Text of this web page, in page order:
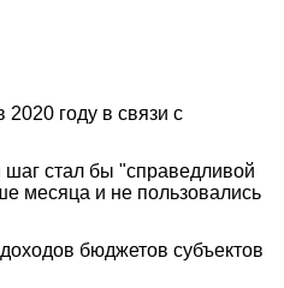
году в связи с
шаг стал бы "справедливой
месяца и не пользовались
бюджетов субъектов